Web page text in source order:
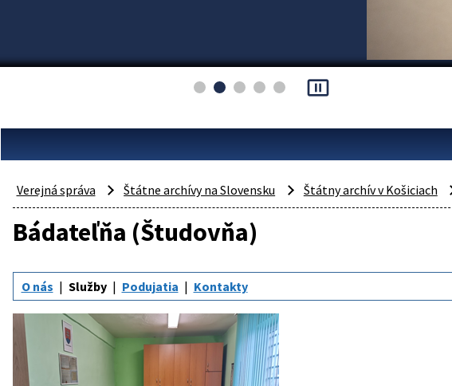
pause_presentation
Verejná správa Štátne archívy na Slovensku Štátny archív v Košiciach
Bádateľňa (Študovňa)
O nás Služby Podujatia Kontakty